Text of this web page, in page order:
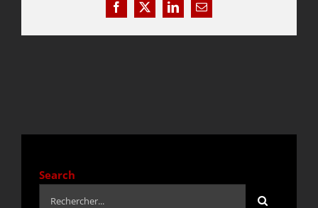
Facebook
X LinkedInEmail
Search